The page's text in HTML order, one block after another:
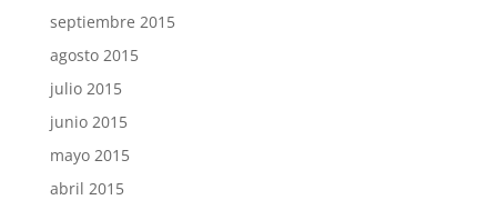
septiembre 2015
agosto 2015
julio 2015
junio 2015
mayo 2015
abril 2015